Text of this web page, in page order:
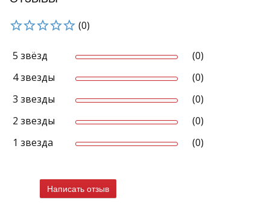
(0)
5 звёзд
(0)
4 звезды
(0)
3 звезды
(0)
2 звезды
(0)
1 звезда
(0)
Написать отзыв